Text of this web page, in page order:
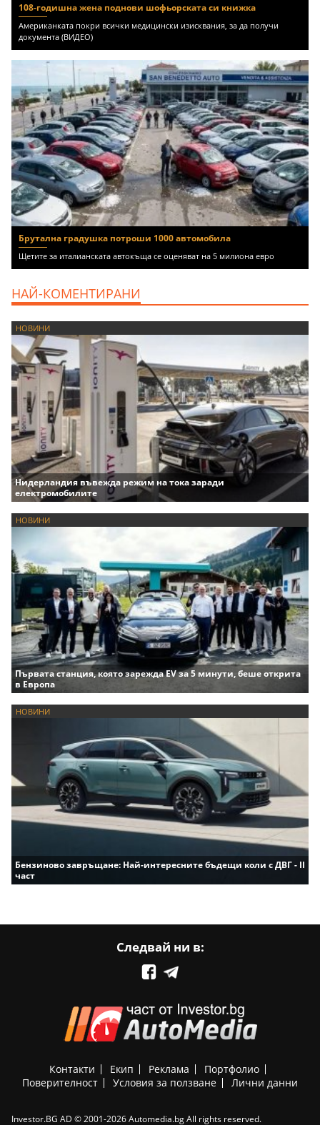
108-годишна жена поднови шофьорската си книжка
Американката покри всички медицински изисквания, за да получи
документа (ВИДЕО)
Брутална градушка потроши 1000 автомобила
Щетите за италианската автокъща се оценяват на 5 милиона евро
НАЙ-КОМЕНТИРАНИ
НОВИНИ
Нидерландия въвежда режим на тока заради
електромобилите
НОВИНИ
Първата станция, която зарежда EV за 5 минути, беше открита
в Европа
НОВИНИ
Бензиново завръщане: Най-интересните бъдещи коли с ДВГ - II
част
Следвай ни в:
Контакти Екип Реклама
Портфолио
Поверителност
Условия за ползване Лични данни
Investor.BG AD © 2001-2026 Automedia.bg All rights reserved.